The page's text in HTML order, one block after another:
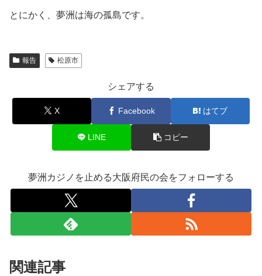
とにかく、夢洲は海の孤島です。
報告 松原市
シェアする
X Facebook はてブ
LINE コピー
夢洲カジノを止める大阪府民の会をフォローする
関連記事